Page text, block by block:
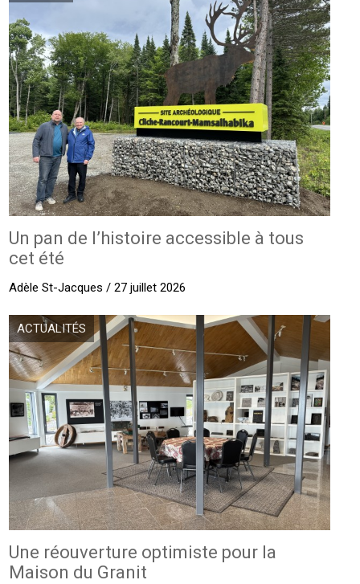
Un pan de l’histoire accessible à tous
cet été
Adèle St-Jacques / 27 juillet 2026
ACTUALITÉS
Une réouverture optimiste pour la
Maison du Granit